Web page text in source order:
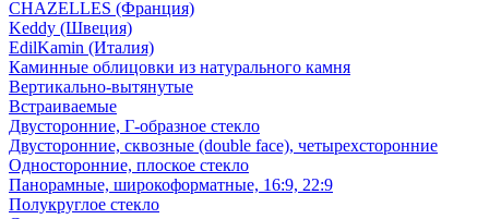
CHAZELLES (Франция)
Keddy (Швеция)
EdilKamin (Италия)
Каминные облицовки из натурального камня
Вертикально-вытянутые
Встраиваемые
Двусторонние, Г-образное стекло
Двусторонние, сквозные (double face), четырехсторонние
Односторонние, плоское стекло
Панорамные, широкоформатные, 16:9, 22:9
Полукруглое стекло